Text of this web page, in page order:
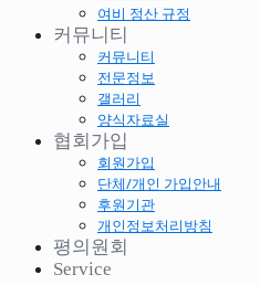
여비 정산 규정
커뮤니티
커뮤니티
전문정보
갤러리
양식자료실
협회가입
회원가입
단체/개인 가입안내
후원기관
개인정보처리방침
평의원회
Service